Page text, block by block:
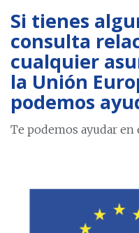
Si tienes
consulta
cualquier
la Unión
podemos
Te podemos ayudar en